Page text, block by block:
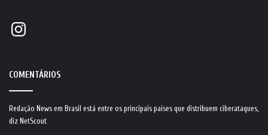
Instagram
COMENTÁRIOS
Redação News em Brasil está entre os principais países que distribuem ciberataques,
diz NetScout